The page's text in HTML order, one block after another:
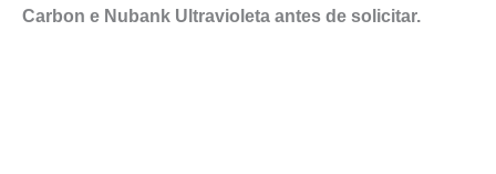
Carbon e Nubank Ultravioleta antes de solicitar.